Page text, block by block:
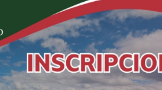
el desarrollo del estudiante